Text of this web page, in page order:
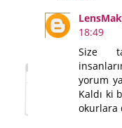
18:49
Size
yorum
Kaldı ki
okurlara